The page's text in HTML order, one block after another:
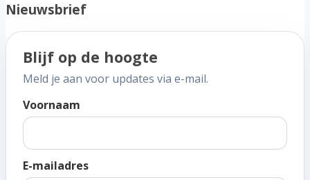
Nieuwsbrief
Blijf op de hoogte
Meld je aan voor updates via e-mail.
Voornaam
E-mailadres